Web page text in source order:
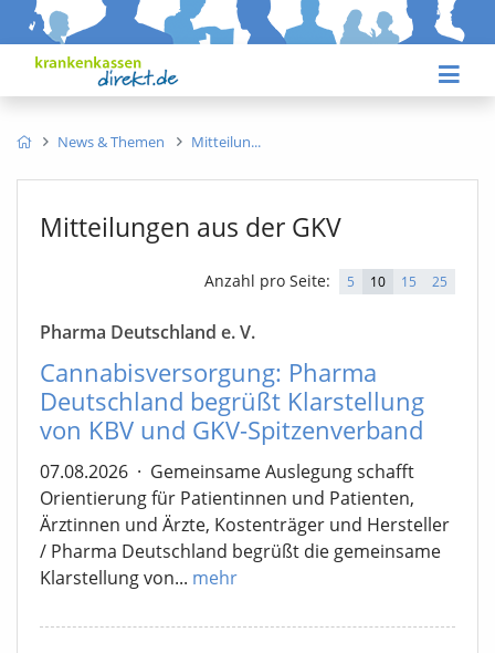
News & Themen Mitteilun
Mitteilungen aus der GKV
Anzahl pro Seite: 5 10 15 25
Pharma Deutschland e. V.
Cannabisversorgung: Pharma
Deutschland begrüßt Klarstellung
von KBV und GKV-Spitzenverband
07.08.2026 · Gemeinsame Auslegung schafft
Orientierung für Patientinnen und Patienten,
Ärztinnen und Ärzte, Kostenträger und Hersteller
/ Pharma Deutschland begrüßt die gemeinsame
Klarstellung von... mehr